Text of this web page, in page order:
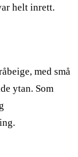
helt inrett.
med små
ytan. Som